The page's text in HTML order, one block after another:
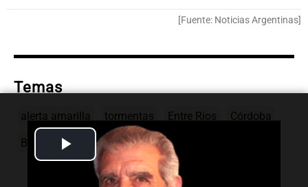
Play
Video
[Fuente: Noticias Argentinas]
Temas
alerta amarilla tormentas Entre Ríos Córdoba
Buenos Aires